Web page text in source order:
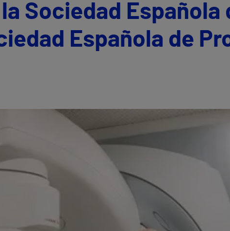
Sociedad Española
Española de